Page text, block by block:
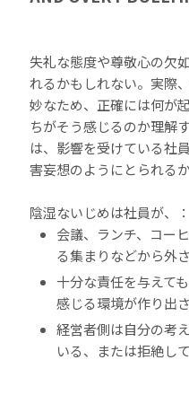
失礼な態度や尊敬心の欠
れるかもしれない。実際
妙なため、正確には何が
ちがそう感じるのか理解
は、影響を受けている社
害妄想のようにとられる
陰湿ないじめは社員が、：
会議、ランチ、コー
る集まりなどから外
十分な責任を与えて
感じる環境が作り出
経営者側は自分の考
いる、または拒絶し